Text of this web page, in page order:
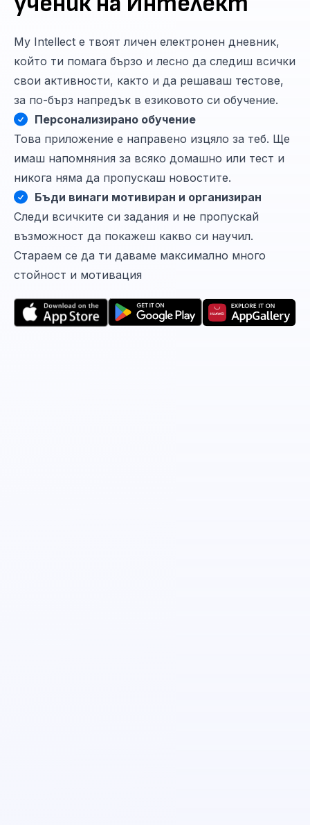
My Intellect е твоят личен електронен дневник,
който ти помага бързо и лесно да следиш всички
свои активности, както и да решаваш тестове,
за по-бърз напредък в езиковото си обучение.
Персонализирано обучение
Това приложение е направено изцяло за теб. Ще
имаш напомняния за всяко домашно или тест и
никога няма да пропускаш новостите.
Бъди винаги мотивиран и организиран
Следи всичките си задания и не пропускай
възможност да покажеш какво си научил.
Стараем се да ти даваме максимално много
стойност и мотивация